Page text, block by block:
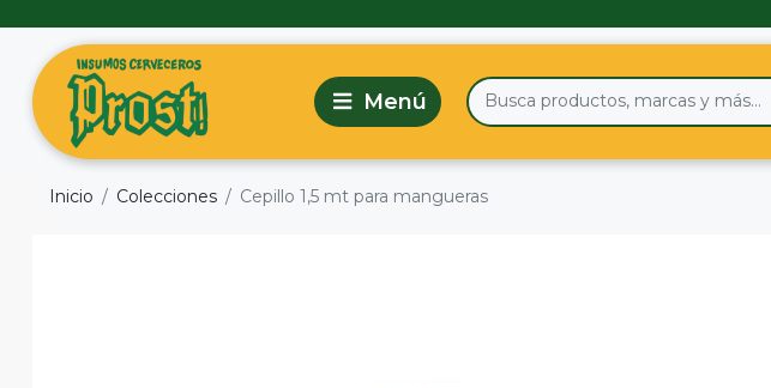
Inicio Colecciones Cepillo 1,5 mt para mangueras